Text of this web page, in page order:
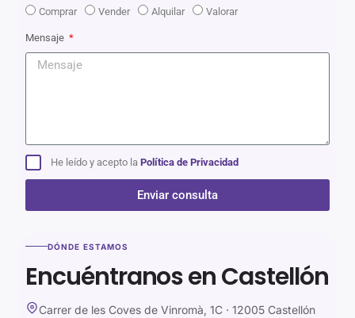
Comprar
Vender Alquilar Valorar
Mensaje
He leído y acepto la Política de Privacidad
Enviar consulta
DÓNDE ESTAMOS
Encuéntranos en Castellón
Carrer de les Coves de Vinromà, 1C · 12005 Castellón